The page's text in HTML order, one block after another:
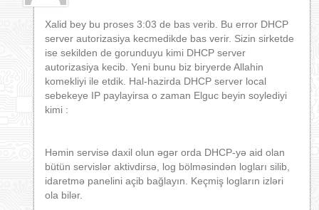
Xalid bey bu proses 3:03 de bas verib. Bu error DHCP
server autorizasiya kecmedikde bas verir. Sizin sirketde
ise sekilden de gorunduyu kimi DHCP server
autorizasiya kecib. Yeni bunu biz biryerde Allahin
komekliyi ile etdik. Hal-hazirda DHCP server local
sebekeye IP paylayirsa o zaman Elguc beyin soylediyi
kimi :
Həmin servisə daxil olun əgər orda DHCP-yə aid olan
bütün servislər aktivdirsə, log bölməsindən logları silib,
idaretmə panelini açib bağlayın. Keçmiş logların izləri
ola bilər.